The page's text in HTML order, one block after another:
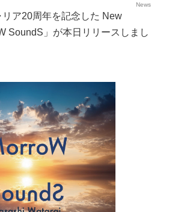
News
ア20周年を記念した New
SoundS」が本日リリースしまし